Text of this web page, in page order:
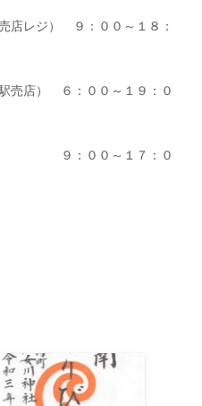
店レジ） ９：００～１８：
売店） ６：００～１９：０
口 ９：００～１７：０